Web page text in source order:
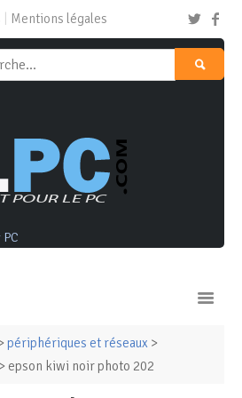
Mentions légales
& Tablettes
périphériques et réseaux >
> epson kiwi noir photo 202